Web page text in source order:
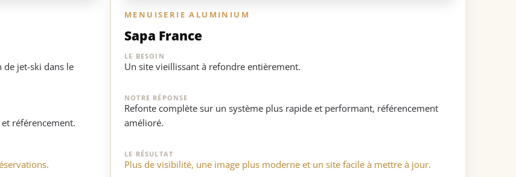
de jet-ski dans le
référencement.
MENUISERIE ALUMINIUM
Sapa France
LE BESOIN
Un site vieillissant à refondre entièrement.
NOTRE RÉPONSE
Refonte complète sur un système plus rapide et performant, référencement
amélioré.
LE RÉSULTAT
Plus de visibilité, une image plus moderne et un site facile à mettre à jour.